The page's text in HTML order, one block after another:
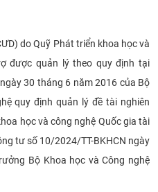
do Quỹ Phát triển khoa học và
được quản lý theo quy định tại
30 tháng 6 năm 2016 của Bộ
quy định quản lý đề tài nghiên
học và công nghệ Quốc gia tài
tư số 10/2024/TT-BKHCN ngày
Bộ Khoa học và Công nghệ